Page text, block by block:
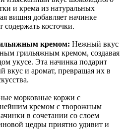
и крема из натуральных
вишня добавляет начинке
косточки.
кремом: Нежный вкус
грильяжным кремом, создавая
укусе. Эта начинка подарит
вкус и аромат, превращая их в
морковные коржи с
кремом с творожным
в сочетании со слоем
цедры приятно удивит и